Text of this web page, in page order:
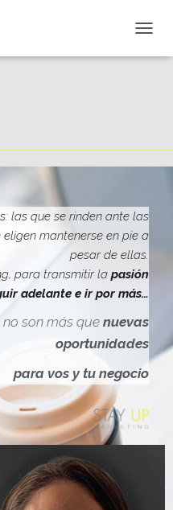
A
M
D
E
N
A
V
G
I
Ó
N
las que se rinden ante las
mantenerse en pie a
pesar de ellas.
para transmitir la pasión
adelante e ir por más…
son más quenuevas
oportunidades
para vos y tu negocio